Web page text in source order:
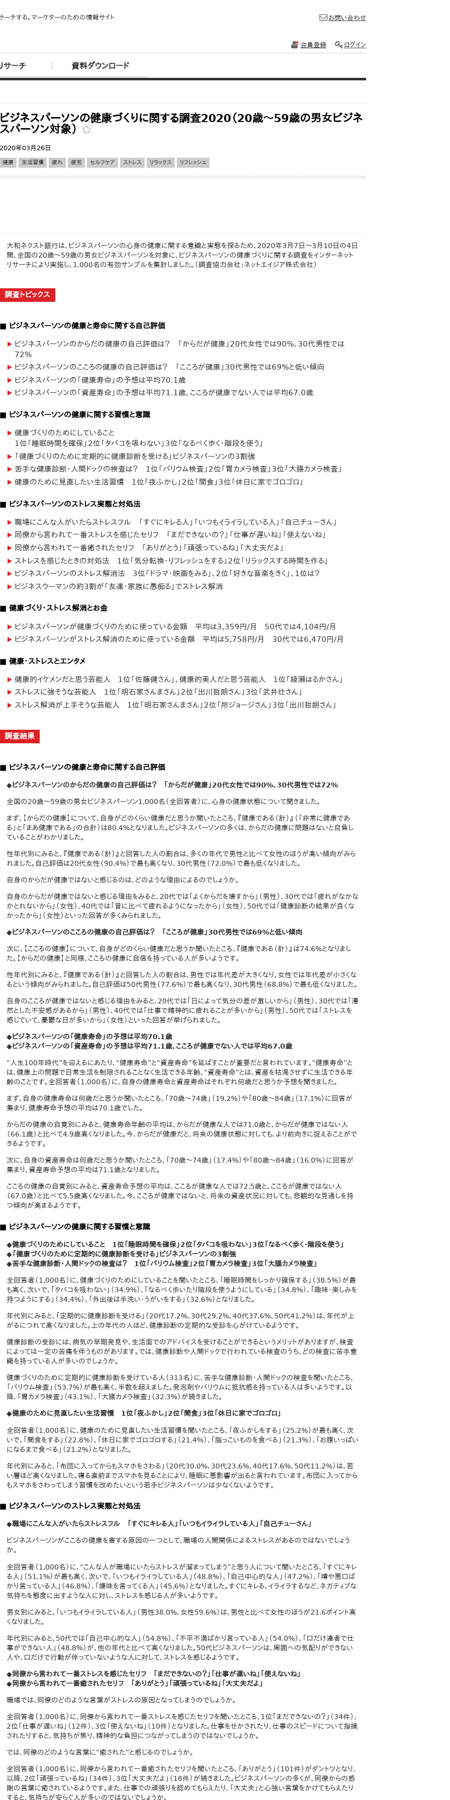
ーチする。マーケターのための情報サイト
サーチ 資料ダウンロード
お問い合わせ
会員登録 ログイン
ビジネスパーソンの健康づくりに関する調査2020（20歳～59歳の男女ビジネ
スパーソン対象）
2020年03月26日
健康 生活習慣 疲れ 疲労 セルフケア ストレス リラックス リフレッシュ
大和ネクスト銀行は、ビジネスパーソンの心身の健康に関する意識と実態を探るため、2020年3月7日～3月10日の4日
間、全国の20歳～59歳の男女ビジネスパーソンを対象に、ビジネスパーソンの健康づくりに関する調査をインターネット
リサーチにより実施し、1,000名の有効サンプルを集計しました。（調査協力会社：ネットエイジア株式会社）
調査トピックス
■ ビジネスパーソンの健康と寿命に関する自己評価
ビジネスパーソンのからだの健康の自己評価は？ 「からだが健康」20代女性では90%、30代男性では
72%
ビジネスパーソンのこころの健康の自己評価は？ 「こころが健康」30代男性では69%と低い傾向
ビジネスパーソンの「健康寿命」の予想は平均70.1歳
ビジネスパーソンの「資産寿命」の予想は平均71.1歳、こころが健康でない人では平均67.0歳
■ ビジネスパーソンの健康に関する習慣と意識
健康づくりのためにしていること
1位「睡眠時間を確保」2位「タバコを吸わない」3位「なるべく歩く・階段を使う」
「健康づくりのために定期的に健康診断を受ける」ビジネスパーソンの3割強
苦手な健康診断・人間ドックの検査は？ 1位「バリウム検査」2位「胃カメラ検査」3位「大腸カメラ検査」
健康のために見直したい生活習慣 1位「夜ふかし」2位「間食」3位「休日に家でゴロゴロ」
■ ビジネスパーソンのストレス実態と対処法
職場にこんな人がいたらストレスフル 「すぐにキレる人」「いつもイライラしている人」「自己チューさん」
同僚から言われて一番ストレスを感じたセリフ 「まだできないの？」「仕事が遅いね」「使えないね」
同僚から言われて一番癒されたセリフ 「ありがとう」「頑張っているね」「大丈夫だよ」
ストレスを感じたときの対処法 1位「気分転換・リフレッシュをする」2位「リラックスする時間を作る」
ビジネスパーソンのストレス解消法 3位「ドラマ・映画をみる」、2位「好きな音楽をきく」、1位は？
ビジネスウーマンの約3割が「友達・家族に愚痴る」でストレス解消
■ 健康づくり・ストレス解消とお金
ビジネスパーソンが健康づくりのために使っている金額 平均は3,359円/月 50代では4,104円/月
ビジネスパーソンがストレス解消のために使っている金額 平均は5,758円/月 30代では6,470円/月
■ 健康・ストレスとエンタメ
健康的イケメンだと思う芸能人 1位「佐藤健さん」、健康的美人だと思う芸能人 1位「綾瀬はるかさん」
ストレスに強そうな芸能人 1位「明石家さんまさん」2位「出川哲朗さん」3位「武井壮さん」
ストレス解消が上手そうな芸能人 1位「明石家さんまさん」2位「所ジョージさん」3位「出川哲朗さん」
調査結果
■ ビジネスパーソンの健康と寿命に関する自己評価
◆ビジネスパーソンのからだの健康の自己評価は？ 「からだが健康」20代女性では90%、30代男性では72%
全国の20歳～59歳の男女ビジネスパーソン1,000名（全回答者）に、心身の健康状態について聞きました。
まず、【からだの健康】について、自身がどのくらい健康だと思うか聞いたところ、『健康である（計）』（「非常に健康であ
る」と「まあ健康である」の合計）は80.4%となりました。ビジネスパーソンの多くは、からだの健康に問題はないと自負し
ていることがわかりました。
性年代別にみると、『健康である（計）』と回答した人の割合は、多くの年代で男性と比べて女性のほうが高い傾向がみら
れました。自己評価は20代女性（90.4%）で最も高くなり、30代男性（72.0%）で最も低くなりました。
自身のからだが健康ではないと感じるのは、どのような理由によるのでしょうか。
自身のからだが健康ではないと感じる理由をみると、20代では「よくからだを壊すから」（男性）、30代では「疲れがなかな
かとれないから」（女性）、40代では「昔に比べて疲れるようになったから」（女性）、50代では「健康診断の結果が良くな
かったから」（女性）といった回答が多くみられました。
◆ビジネスパーソンのこころの健康の自己評価は？ 「こころが健康」30代男性では69%と低い傾向
次に、【こころの健康】について、自身がどのくらい健康だと思うか聞いたところ、『健康である（計）』は74.6%となりまし
た。【からだの健康】と同様、こころの健康に自信を持っている人が多いようです。
性年代別にみると、『健康である（計）』と回答した人の割合は、男性では年代差が大きくなり、女性では年代差が小さくな
るという傾向がみられました。自己評価は50代男性（77.6%）で最も高くなり、30代男性（68.8%）で最も低くなりました。
自身のこころが健康ではないと感じる理由をみると、20代では「日によって気分の差が激しいから」（男性）、30代では「漫
然とした不安感があるから」（男性）、40代では「仕事で精神的に疲れることが多いから」（男性）、50代では「ストレスを
感じていて、憂鬱な日が多いから」（女性）といった回答が挙げられました。
◆ビジネスパーソンの「健康寿命」の予想は平均70.1歳
◆ビジネスパーソンの「資産寿命」の予想は平均71.1歳、こころが健康でない人では平均67.0歳
“人生100年時代”を迎えるにあたり、“健康寿命”と“資産寿命”を延ばすことが重要だと言われています。“健康寿命”と
は、健康上の問題で日常生活を制限されることなく生活できる年齢、“資産寿命”とは、資産を枯渇させずに生活できる年
齢のことです。全回答者（1,000名）に、自身の健康寿命と資産寿命はそれぞれ何歳だと思うか予想を聞きました。
まず、自身の健康寿命は何歳だと思うか聞いたところ、「70歳～74歳」（19.2%）や「80歳～84歳」（17.1%）に回答が
集まり、健康寿命予想の平均は70.1歳でした。
からだの健康の自覚別にみると、健康寿命年齢の平均は、からだが健康な人では71.0歳と、からだが健康ではない人
（66.1歳）と比べて4.9歳高くなりました。今、からだが健康だと、将来の健康状態に対しても、より前向きに捉えることがで
きるようです。
次に、自身の資産寿命は何歳だと思うか聞いたところ、「70歳～74歳」（17.4%）や「80歳～84歳」（16.0%）に回答が
集まり、資産寿命予想の平均は71.1歳となりました。
こころの健康の自覚別にみると、資産寿命予想の平均は、こころが健康な人では72.5歳と、こころが健康ではない人
（67.0歳）と比べて5.5歳高くなりました。今、こころが健康ではないと、将来の資産状況に対しても、悲観的な見通しを持
つ傾向が高まるようです。
■ ビジネスパーソンの健康に関する習慣と意識
◆健康づくりのためにしていること 1位「睡眠時間を確保」2位「タバコを吸わない」3位「なるべく歩く・階段を使う」
◆「健康づくりのために定期的に健康診断を受ける」ビジネスパーソンの3割強
◆苦手な健康診断・人間ドックの検査は？ 1位「バリウム検査」2位「胃カメラ検査」3位「大腸カメラ検査」
全回答者（1,000名）に、健康づくりのためにしていることを聞いたところ、「睡眠時間をしっかり確保する」（38.5%）が最
も高く、次いで、「タバコを吸わない」（34.9%）、「なるべく歩いたり階段を使うようにしている」（34.8%）、「趣味・楽しみを
持つようにする」（34.4%）、「外出後は手洗い・うがいをする」（32.6%）となりました。
年代別にみると、「定期的に健康診断を受ける」（20代17.2%、30代29.2%、40代37.6%、50代41.2%）は、年代が上
がるにつれて高くなりました。上の年代の人ほど、健康診断の定期的な受診を心がけているようです。
健康診断の受診には、病気の早期発見や、生活面でのアドバイスを受けることができるというメリットがありますが、検査
によっては一定の苦痛を伴うものがあります。では、健康診断や人間ドックで行われている検査のうち、どの検査に苦手意
識を持っている人が多いのでしょうか。
健康づくりのために定期的に健康診断を受けている人（313名）に、苦手な健康診断・人間ドックの検査を聞いたところ、
「バリウム検査」（53.7%）が最も高く、半数を超えました。発泡剤やバリウムに抵抗感を持っている人は多いようです。以
降、「胃カメラ検査」（43.1%）、「大腸カメラ検査」（32.3%）が続きました。
◆健康のために見直したい生活習慣 1位「夜ふかし」2位「間食」3位「休日に家でゴロゴロ」
全回答者（1,000名）に、健康のために見直したい生活習慣を聞いたところ、「夜ふかしをする」（25.2%）が最も高く、次
いで、「間食をする」（22.8%）、「休日に家でゴロゴロする」（21.4%）、「脂っこいものを食べる」（21.3%）、「お腹いっぱい
になるまで食べる」（21.2%）となりました。
年代別にみると、「布団に入ってからもスマホをさわる」（20代30.0%、30代23.6%、40代17.6%、50代11.2%）は、若
い層ほど高くなりました。寝る直前までスマホを見ることにより、睡眠に悪影響が出ると言われています。布団に入ってから
もスマホをさわってしまう習慣を改めたいという若手ビジネスパーソンは少なくないようです。
■ ビジネスパーソンのストレス実態と対処法
◆職場にこんな人がいたらストレスフル 「すぐにキレる人」「いつもイライラしている人」「自己チューさん」
ビジネスパーソンがこころの健康を害する原因の一つとして、職場の人間関係によるストレスがあるのではないでしょう
か。
全回答者（1,000名）に、“こんな人が職場にいたらストレスが溜まってしまう”と思う人について聞いたところ、「すぐにキレ
る人」（51.1%）が最も高く、次いで、「いつもイライラしている人」（48.8%）、「自己中心的な人」（47.2%）、「噂や悪口ば
かり言っている人」（46.8%）、「嫌味を言ってくる人」（45.6%）となりました。すぐにキレる、イライラするなど、ネガティブな
気持ちを態度に出すような人に対し、ストレスを感じる人が多いようです。
男女別にみると、「いつもイライラしている人」（男性38.0%、女性59.6%）は、男性と比べて女性のほうが21.6ポイント高
くなりました。
年代別にみると、50代では「自己中心的な人」（54.8%）、「不平不満ばかり言っている人」（54.0%）、「口だけ達者で仕
事ができない人」（48.8%）が、他の年代と比べて高くなりました。50代ビジネスパーソンは、周囲への気配りができない
人や、口だけで行動が伴っていないような人に対して、ストレスを感じるようです。
◆同僚から言われて一番ストレスを感じたセリフ 「まだできないの？」「仕事が遅いね」「使えないね」
◆同僚から言われて一番癒されたセリフ 「ありがとう」「頑張っているね」「大丈夫だよ」
職場では、同僚のどのような言葉がストレスの原因となってしまうのでしょうか。
全回答者（1,000名）に、同僚から言われて一番ストレスを感じたセリフを聞いたところ、1位「まだできないの？」（34件）、
2位「仕事が遅いね」（12件）、3位「使えないね」（10件）となりました。仕事をせかされたり、仕事のスピードについて指摘
されたりすると、気持ちが焦り、精神的な負担につながってしまうのではないでしょうか。
では、同僚のどのような言葉に“癒された”と感じるのでしょうか。
全回答者（1,000名）に、同僚から言われて一番癒されたセリフを聞いたところ、「ありがとう」（101件）がダントツとなり、
以降、2位「頑張っているね」（34件）、3位「大丈夫だよ」（18件）が続きました。ビジネスパーソンの多くが、同僚からの感
謝の言葉に癒されているようです。また、仕事での頑張りを認めてもらえたり、「大丈夫」と心強い言葉をかけてもらえたり
すると、気持ちが安らぐ人が多いのではないでしょうか。